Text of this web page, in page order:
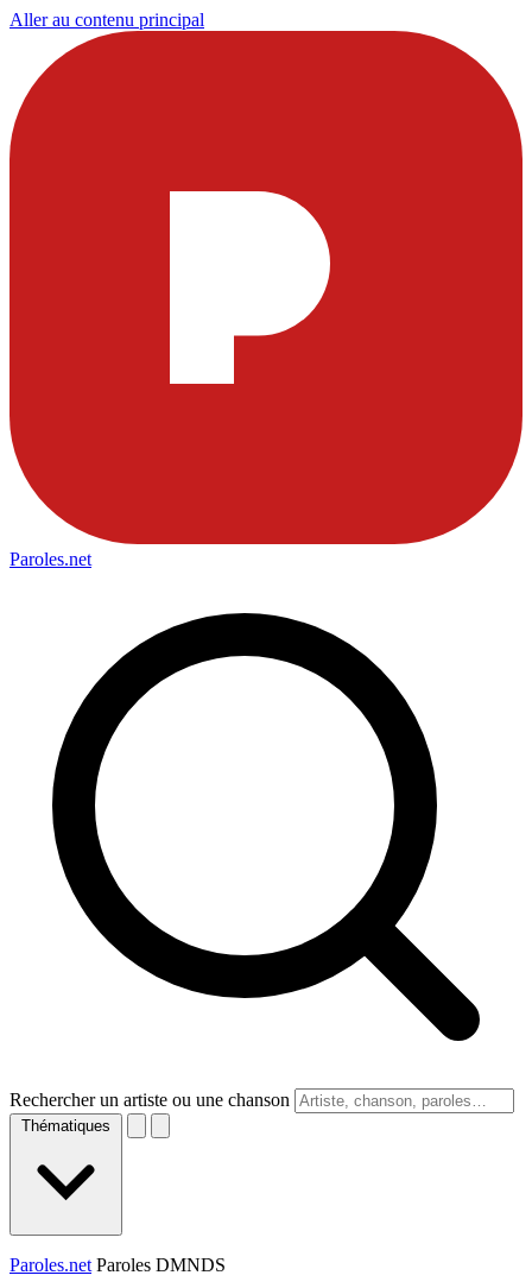
Aller au contenu principal
Paroles.net
Rechercher un artiste ou une chanson
Thématiques
Paroles.net Paroles DMNDS